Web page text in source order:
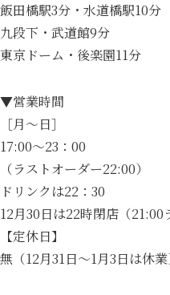
飯田橋駅3分・水道橋駅10分
九段下・武道館9分
東京ドーム・後楽園11分
▼営業時間
［月～日］
17:00～23：00
（ラストオーダー22:00）
ドリンクは22：30
12月30日は22時閉店（21:00
【定休日】
無（12月31日～1月3日は休業